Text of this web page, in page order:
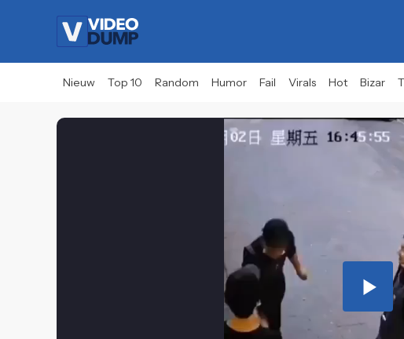
Nieuw Top 10 Random Humor Fail Virals Hot Bizar